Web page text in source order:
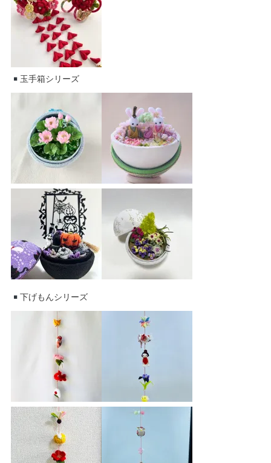
玉手箱シリーズ
下げもんシリーズ